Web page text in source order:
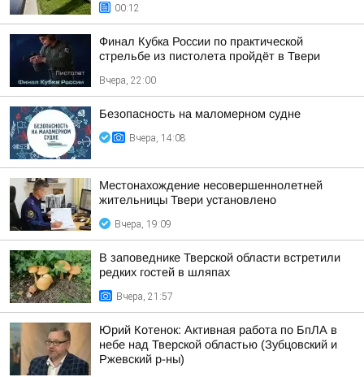
00:12
Финал Кубка России по практической
стрельбе из пистолета пройдёт в Твери
Вчера, 22:00
Безопасность на малoмернoм судне
Вчера, 14:08
Местонахождение несовершеннолетней
жительницы Твери установлено
Вчера, 19:09
В заповеднике Тверской области встретили
редких гостей в шляпах
Вчера, 21:57
Юрий Котенок: Активная работа по БпЛА в
небе над Тверской областью (Зубцовский и
Ржевский р-ны)